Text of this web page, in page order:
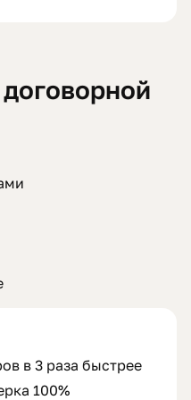
в 3 раза быстрее
100%